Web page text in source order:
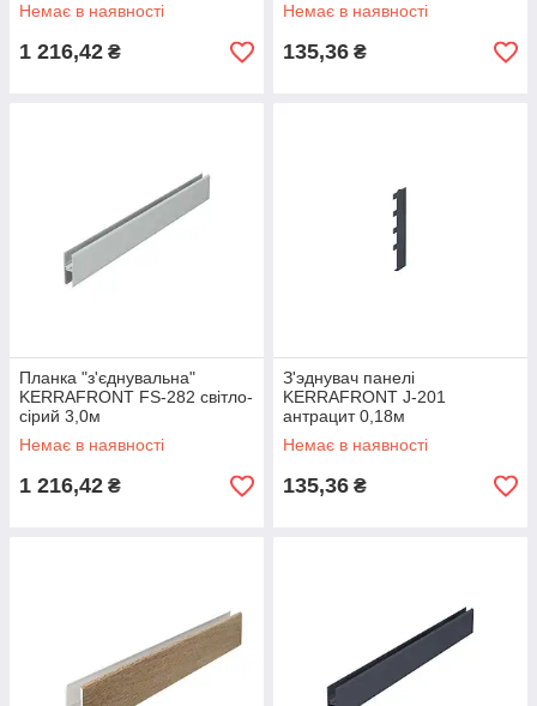
Немає в наявності
1 216,42 ₴
Немає в наявності
135,36 ₴
Планка "з'єднувальна"
KERRAFRONT FS-282 світло-
сірий 3,0м
Немає в наявності
1 216,42 ₴
З'эднувач панелі
KERRAFRONT J-201
антрацит 0,18м
Немає в наявності
135,36 ₴